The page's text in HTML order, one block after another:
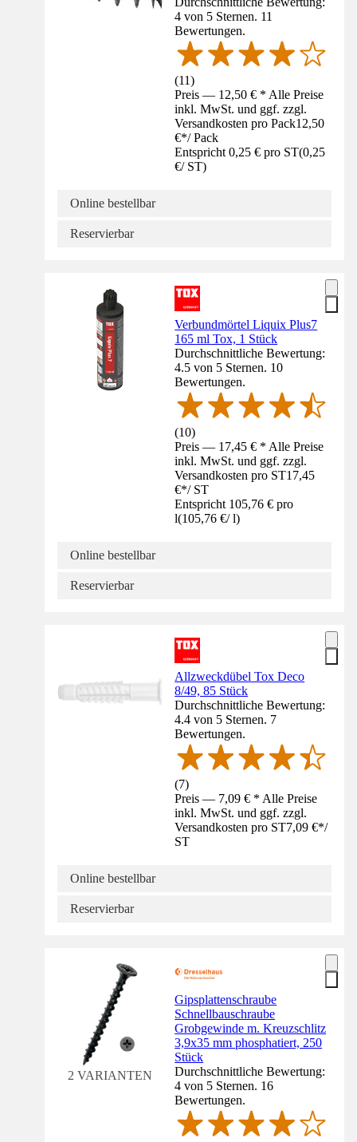
4 von 5 Sternen. 11
Bewertungen.
(11)
Preis — 12,50 € * Alle Preise
inkl. MwSt. und ggf. zzgl.
Versandkosten pro Pack12,50
€*/ Pack
Entspricht 0,25 € pro ST(0,25
€/ ST)
Online bestellbar
Reservierbar
Verbundmörtel Liquix Plus7
165 ml Tox, 1 Stück
Durchschnittliche Bewertung:
4.5 von 5 Sternen. 10
Bewertungen.
(10)
Preis — 17,45 € * Alle Preise
inkl. MwSt. und ggf. zzgl.
Versandkosten pro ST17,45
€*/ ST
Entspricht 105,76 € pro
l(105,76 €/ l)
Online bestellbar
Reservierbar
Allzweckdübel Tox Deco
8/49, 85 Stück
Durchschnittliche Bewertung:
4.4 von 5 Sternen. 7
Bewertungen.
(7)
Preis — 7,09 € * Alle Preise
inkl. MwSt. und ggf. zzgl.
Versandkosten pro ST7,09 €*/
ST
Online bestellbar
Reservierbar
2 VARIANTEN
Gipsplattenschraube
Schnellbauschraube
Grobgewinde m. Kreuzschlitz
3,9x35 mm phosphatiert, 250
Stück
Durchschnittliche Bewertung:
4 von 5 Sternen. 16
Bewertungen.